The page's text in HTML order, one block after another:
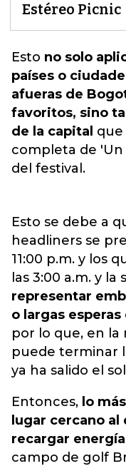
Estéreo Picnic
Esto no solo
países o
afueras de
favoritos, sino
de la capital que
completa de
del festival.
Esto se debe a
headliners se
11:00 p.m. y los
las 3:00 a.m. y la
representar
o largas
por lo que, en la
puede terminar
ya ha salido el
Entonces, lo
lugar cercano
recargar
campo de golf